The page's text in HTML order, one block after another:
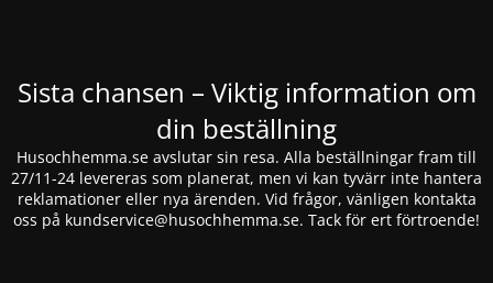
Sista chansen – Viktig information om
din beställning
Husochhemma.se avslutar sin resa. Alla beställningar fram till
27/11-24 levereras som planerat, men vi kan tyvärr inte hantera
reklamationer eller nya ärenden. Vid frågor, vänligen kontakta
oss på kundservice@husochhemma.se. Tack för ert förtroende!